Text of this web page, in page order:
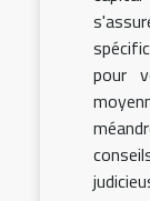
pour